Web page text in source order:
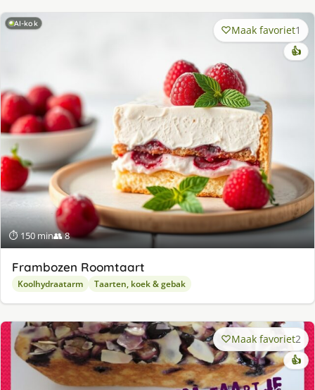
AI-kok
⏱ 150 min👥 8
Maak favoriet1
👍
Frambozen Roomtaart
Koolhydraatarm Taarten, koek & gebak
Maak favoriet2
👍